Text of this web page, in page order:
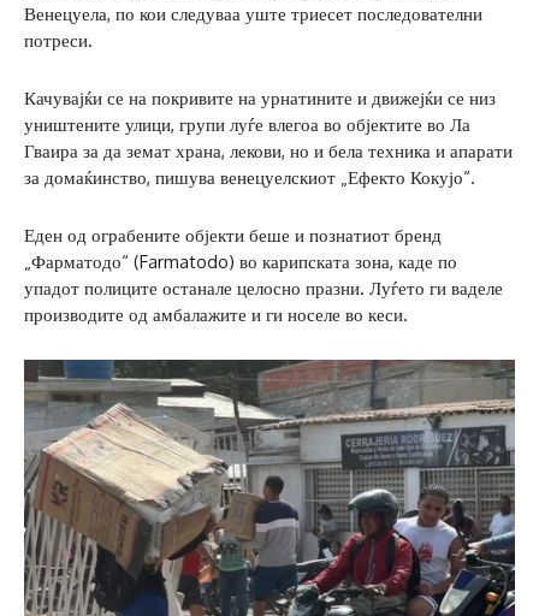
Венецуела, по кои следуваа уште триесет последователни
потреси.
Качувајќи се на покривите на урнатините и движејќи се низ
уништените улици, групи луѓе влегоа во објектите во Ла
Гваира за да земат храна, лекови, но и бела техника и апарати
за домаќинство, пишува венецуелскиот „Ефекто Кокујо“.
Еден од ограбените објекти беше и познатиот бренд
„Фарматодо“ (Farmatodo) во карипската зона, каде по
упадот полиците останале целосно празни. Луѓето ги ваделе
производите од амбалажите и ги носеле во кеси.